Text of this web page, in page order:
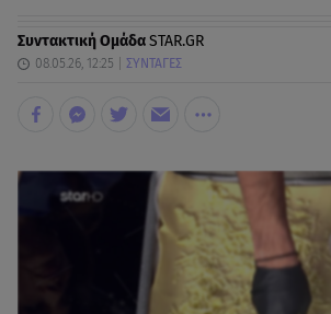
Συντακτική ΟμάδαSTAR.GR
08.05.26, 12:25 ΣΥΝΤΑΓΕΣ